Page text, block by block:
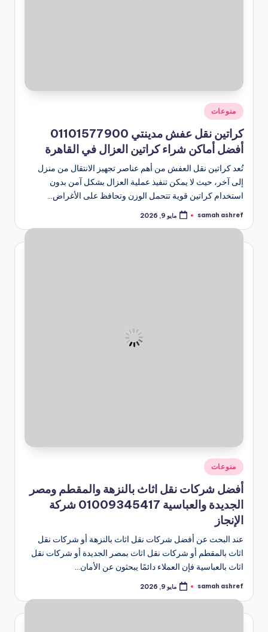
نُشر
في
منوعات
كراتين نقل عفش مدينتي 01101577900
أفضل أماكن شراء كراتين العزال في القاهرة
تُعد كراتين نقل العفش من أهم عناصر تجهيز الانتقال من منزل
إلى آخر، حيث لا يمكن تنفيذ عملية العزال بشكل آمن بدون
استخدام كراتين قوية تتحمل الوزن وتحافظ على الأغراض…
تمّ
بواسطة
samah ashref مايو 9, 2026
نُشر
في
منوعات
أفضل شركات نقل اثاث بالنزهة والمقطم ومصر
الجديدة والعباسية 01009345417 شركة
الإنجاز
عند البحث عن أفضل شركات نقل اثاث بالنزهة أو شركات نقل
اثاث بالمقطم أو شركات نقل اثاث بمصر الجديدة أو شركات نقل
اثاث بالعباسية فإن العملاء دائمًا يبحثون عن الأمان…
تمّ
بواسطة
samah ashref مايو 9, 2026